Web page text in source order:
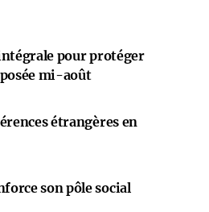
pour protéger
mi-août
étrangères en
son pôle social